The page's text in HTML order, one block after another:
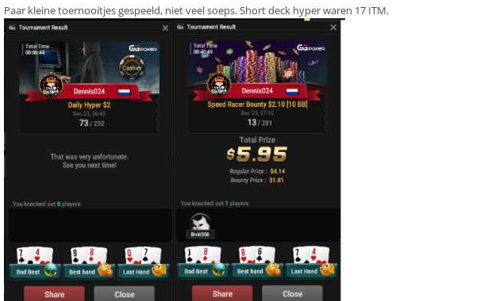
Paar kleine toernooitjes gespeeld, niet veel soeps. Short deck hyper waren 17 ITM.